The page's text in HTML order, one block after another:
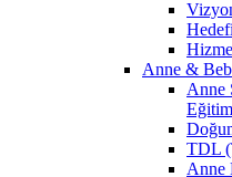
Anne &
Anne
TDL
Anne